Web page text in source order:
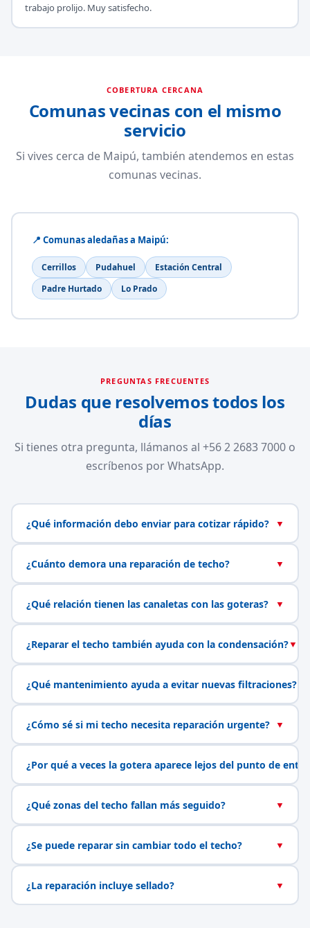
trabajo prolijo. Muy satisfecho.
COBERTURA CERCANA
Comunas vecinas con el mismo
servicio
Si vives cerca de Maipú, también atendemos en estas
comunas vecinas.
📍 Comunas aledañas a Maipú:
Cerrillos Pudahuel
Estación Central
Padre Hurtado
Lo Prado
PREGUNTAS FRECUENTES
Dudas que resolvemos todos los
días
Si tienes otra pregunta, llámanos al +56 2 2683 7000 o
escríbenos por WhatsApp.
¿Qué información debo enviar para cotizar rápido? ▼
¿Cuánto demora una reparación de techo? ▼
¿Qué relación tienen las canaletas con las goteras? ▼
¿Reparar el techo también ayuda con la condensación?▼
¿Qué mantenimiento ayuda a evitar nuevas filtraciones?▼
¿Cómo sé si mi techo necesita reparación urgente? ▼
¿Por qué a veces la gotera aparece lejos del punto de
¿Qué zonas del techo fallan más seguido? ▼
¿Se puede reparar sin cambiar todo el techo? ▼
¿La reparación incluye sellado? ▼